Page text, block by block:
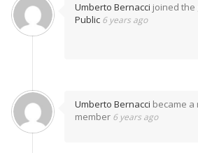
Umberto Bernacci joined the
Public 6 years ago
Umberto Bernacci became a
member 6 years ago